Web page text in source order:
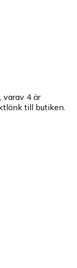
varav 4 är
till butiken.